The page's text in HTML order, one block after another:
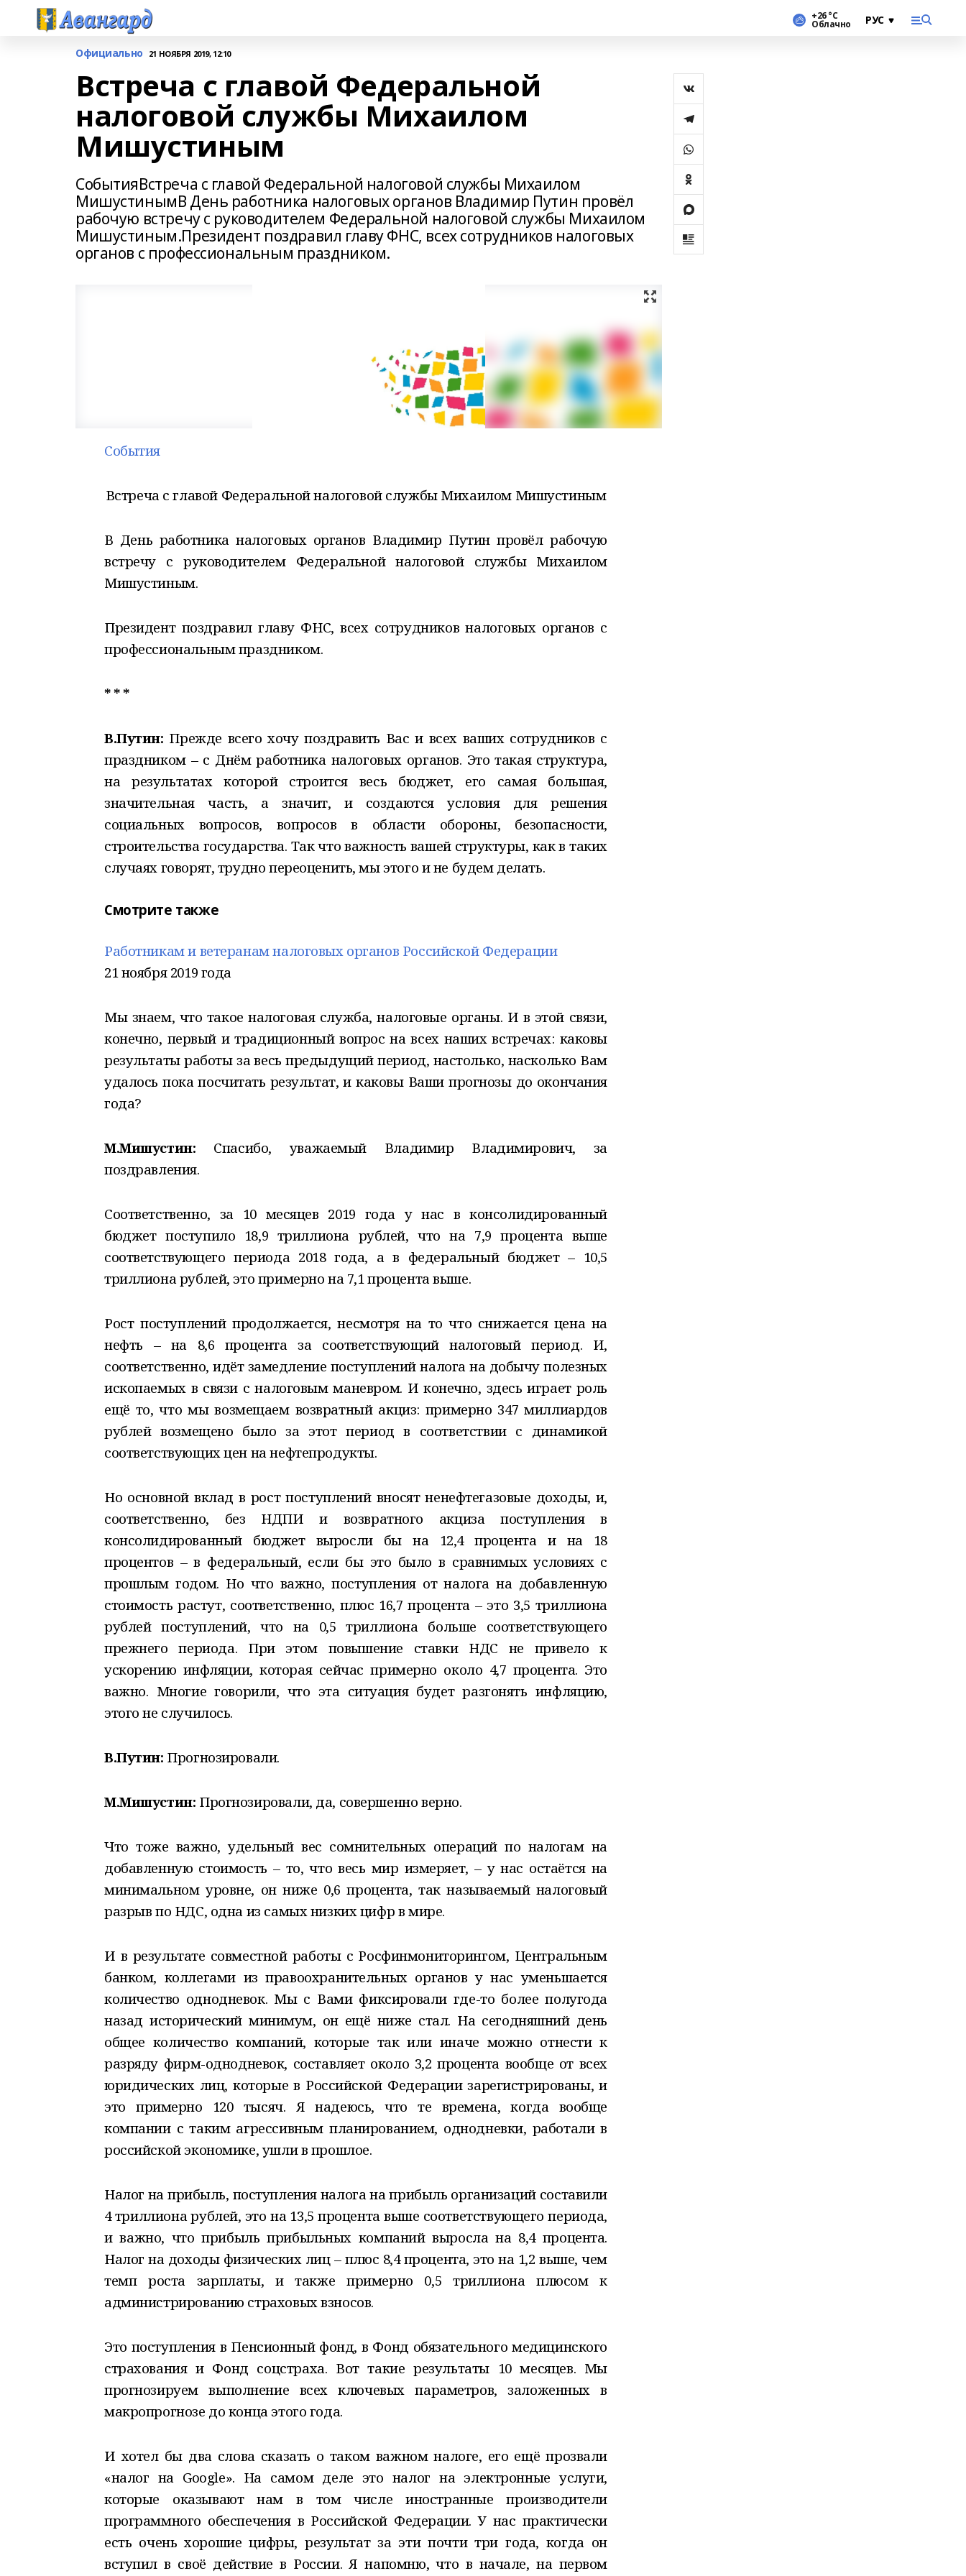
+26 °С
Облачно
Официально 21 НОЯБРЯ 2019, 12:10
Встреча с главой Федеральной
налоговой службы Михаилом
Мишустиным
СобытияВстреча с главой Федеральной налоговой службы Михаилом
МишустинымВ День работника налоговых органов Владимир Путин провёл
рабочую встречу с руководителем Федеральной налоговой службы Михаилом
Мишустиным.Президент поздравил главу ФНС, всех сотрудников налоговых
органов с профессиональным праздником.
События
Встреча с главой Федеральной налоговой службы Михаилом Мишустиным
В День работника налоговых органов Владимир Путин провёл рабочую
встречу с руководителем Федеральной налоговой службы Михаилом
Мишустиным.
Президент поздравил главу ФНС, всех сотрудников налоговых органов с
профессиональным праздником.
* * *
В.Путин: Прежде всего хочу поздравить Вас и всех ваших сотрудников с
праздником – с Днём работника налоговых органов. Это такая структура,
на результатах которой строится весь бюджет, его самая большая,
значительная часть, а значит, и создаются условия для решения
социальных вопросов, вопросов в области обороны, безопасности,
строительства государства. Так что важность вашей структуры, как в таких
случаях говорят, трудно переоценить, мы этого и не будем делать.
Смотрите также
Работникам и ветеранам налоговых органов Российской Федерации
21 ноября 2019 года
Мы знаем, что такое налоговая служба, налоговые органы. И в этой связи,
конечно, первый и традиционный вопрос на всех наших встречах: каковы
результаты работы за весь предыдущий период, настолько, насколько Вам
удалось пока посчитать результат, и каковы Ваши прогнозы до окончания
года?
М.Мишустин: Спасибо, уважаемый Владимир Владимирович, за
поздравления.
Соответственно, за 10 месяцев 2019 года у нас в консолидированный
бюджет поступило 18,9 триллиона рублей, что на 7,9 процента выше
соответствующего периода 2018 года, а в федеральный бюджет – 10,5
триллиона рублей, это примерно на 7,1 процента выше.
Рост поступлений продолжается, несмотря на то что снижается цена на
нефть – на 8,6 процента за соответствующий налоговый период. И,
соответственно, идёт замедление поступлений налога на добычу полезных
ископаемых в связи с налоговым маневром. И конечно, здесь играет роль
ещё то, что мы возмещаем возвратный акциз: примерно 347 миллиардов
рублей возмещено было за этот период в соответствии с динамикой
соответствующих цен на нефтепродукты.
Но основной вклад в рост поступлений вносят ненефтегазовые доходы, и,
соответственно, без НДПИ и возвратного акциза поступления в
консолидированный бюджет выросли бы на 12,4 процента и на 18
процентов – в федеральный, если бы это было в сравнимых условиях с
прошлым годом. Но что важно, поступления от налога на добавленную
стоимость растут, соответственно, плюс 16,7 процента – это 3,5 триллиона
рублей поступлений, что на 0,5 триллиона больше соответствующего
прежнего периода. При этом повышение ставки НДС не привело к
ускорению инфляции, которая сейчас примерно около 4,7 процента. Это
важно. Многие говорили, что эта ситуация будет разгонять инфляцию,
этого не случилось.
В.Путин: Прогнозировали.
М.Мишустин: Прогнозировали, да, совершенно верно.
Что тоже важно, удельный вес сомнительных операций по налогам на
добавленную стоимость – то, что весь мир измеряет, – у нас остаётся на
минимальном уровне, он ниже 0,6 процента, так называемый налоговый
разрыв по НДС, одна из самых низких цифр в мире.
И в результате совместной работы с Росфинмониторингом, Центральным
банком, коллегами из правоохранительных органов у нас уменьшается
количество однодневок. Мы с Вами фиксировали где-то более полугода
назад исторический минимум, он ещё ниже стал. На сегодняшний день
общее количество компаний, которые так или иначе можно отнести к
разряду фирм-однодневок, составляет около 3,2 процента вообще от всех
юридических лиц, которые в Российской Федерации зарегистрированы, и
это примерно 120 тысяч. Я надеюсь, что те времена, когда вообще
компании с таким агрессивным планированием, однодневки, работали в
российской экономике, ушли в прошлое.
Налог на прибыль, поступления налога на прибыль организаций составили
4 триллиона рублей, это на 13,5 процента выше соответствующего периода,
и важно, что прибыль прибыльных компаний выросла на 8,4 процента.
Налог на доходы физических лиц – плюс 8,4 процента, это на 1,2 выше, чем
темп роста зарплаты, и также примерно 0,5 триллиона плюсом к
администрированию страховых взносов.
Это поступления в Пенсионный фонд, в Фонд обязательного медицинского
страхования и Фонд соцстраха. Вот такие результаты 10 месяцев. Мы
прогнозируем выполнение всех ключевых параметров, заложенных в
макропрогнозе до конца этого года.
И хотел бы два слова сказать о таком важном налоге, его ещё прозвали
«налог на Google». На самом деле это налог на электронные услуги,
которые оказывают нам в том числе иностранные производители
программного обеспечения в Российской Федерации. У нас практически
есть очень хорошие цифры, результат за эти почти три года, когда он
вступил в своё действие в России. Я напомню, что в начале, на первом